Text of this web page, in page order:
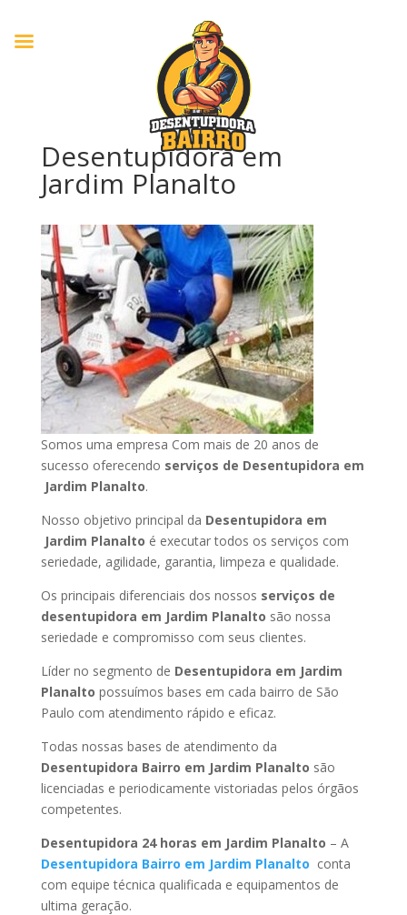
Desentupidora em
Jardim Planalto
Somos uma empresa Com mais de 20 anos de
sucesso oferecendo serviços de Desentupidora em
Jardim Planalto.
Nosso objetivo principal da Desentupidora em
Jardim Planalto é executar todos os serviços com
seriedade, agilidade, garantia, limpeza e qualidade.
Os principais diferenciais dos nossos serviços de
desentupidora em Jardim Planalto são nossa
seriedade e compromisso com seus clientes.
Líder no segmento de Desentupidora em Jardim
Planalto possuímos bases em cada bairro de São
Paulo com atendimento rápido e eficaz.
Todas nossas bases de atendimento da
Desentupidora Bairro em Jardim Planalto são
licenciadas e periodicamente vistoriadas pelos órgãos
competentes.
Desentupidora 24 horas em Jardim Planalto – A
Desentupidora Bairro em Jardim Planalto conta
com equipe técnica qualificada e equipamentos de
ultima geração.